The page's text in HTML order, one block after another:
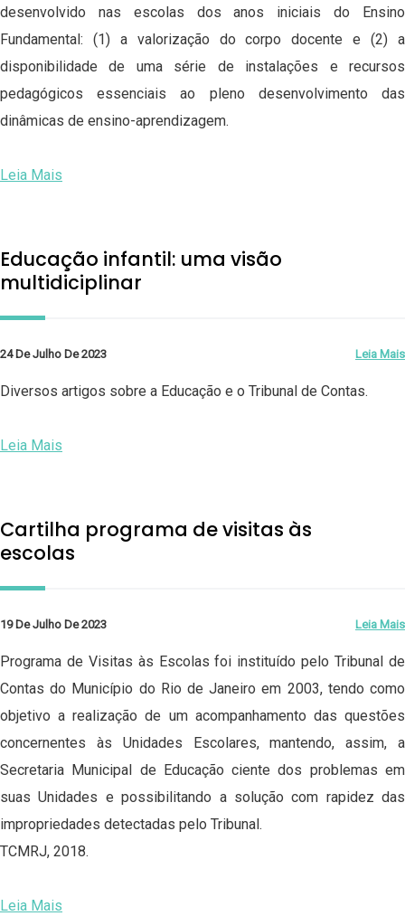
desenvolvido nas escolas dos anos iniciais do Ensino
Fundamental: (1) a valorização do corpo docente e (2) a
disponibilidade de uma série de instalações e recursos
pedagógicos essenciais ao pleno desenvolvimento das
dinâmicas de ensino-aprendizagem.
Leia Mais
Educação infantil: uma visão
multidiciplinar
24 De Julho De 2023 Leia Mais
Diversos artigos sobre a Educação e o Tribunal de Contas.
Leia Mais
Cartilha programa de visitas às
escolas
19 De Julho De 2023 Leia Mais
Programa de Visitas às Escolas foi instituído pelo Tribunal de
Contas do Município do Rio de Janeiro em 2003, tendo como
objetivo a realização de um acompanhamento das questões
concernentes às Unidades Escolares, mantendo, assim, a
Secretaria Municipal de Educação ciente dos problemas em
suas Unidades e possibilitando a solução com rapidez das
impropriedades detectadas pelo Tribunal.
TCMRJ, 2018.
Leia Mais